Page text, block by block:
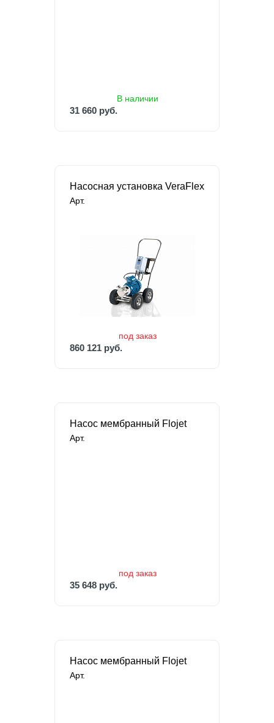
В наличии
31 660 руб.
860 121 руб.
Насосная установка VeraFlex
Арт.
под заказ
860 121 руб.
Насос мембранный Flojet
Арт.
под заказ
35 648 руб.
Насос мембранный Flojet
Арт.